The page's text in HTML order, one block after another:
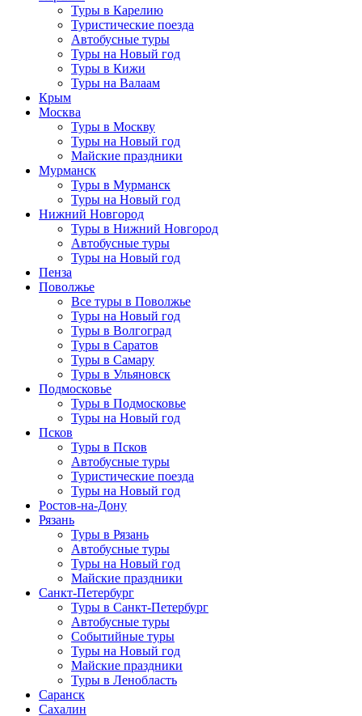
Туры в Карелию
Туристические поезда
Автобусные туры
Туры на Новый год
Туры в Кижи
Туры на Валаам
Крым
Москва
Туры в Москву
Туры на Новый год
Майские праздники
Мурманск
Туры в Мурманск
Туры на Новый год
Нижний Новгород
Туры в Нижний Новгород
Автобусные туры
Туры на Новый год
Пенза
Поволжье
Все туры в Поволжье
Туры на Новый год
Туры в Волгоград
Туры в Саратов
Туры в Самару
Туры в Ульяновск
Подмосковье
Туры в Подмосковье
Туры на Новый год
Псков
Туры в Псков
Автобусные туры
Туристические поезда
Туры на Новый год
Ростов-на-Дону
Рязань
Туры в Рязань
Автобусные туры
Туры на Новый год
Майские праздники
Санкт-Петербург
Туры в Санкт-Петербург
Автобусные туры
Событийные туры
Туры на Новый год
Майские праздники
Туры в Ленобласть
Саранск
Сахалин